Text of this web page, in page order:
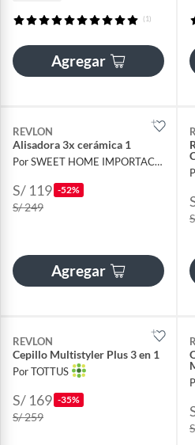
(1)
Agregar
REVLON
Alisadora 3x cerámica 1
Por SWEET HOME IMPORTACIONES
S/ 119 -52%
S/ 249
Agregar
REVLON
Cepillo Multistyler Plus 3 en 1
Por TOTTUS
S/ 169 -35%
S/ 259